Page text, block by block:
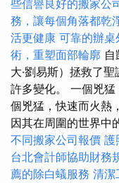
些信譽良好的搬家公
務，讓每個角落都乾
活更健康 可靠的辦桌
術，重塑面部輪廓 自
大·劉易斯）拯救了
許多變化。 一個兇
個兇猛，快速而火熱
因其在周圍的世界中
不同搬家公司報價 護
台北會計師協助財務
薦的除白蟻服務 清潔